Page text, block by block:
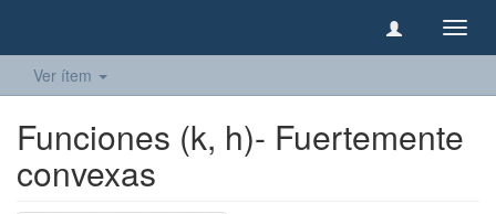
Ver ítem
Funciones (k, h)- Fuertemente
convexas